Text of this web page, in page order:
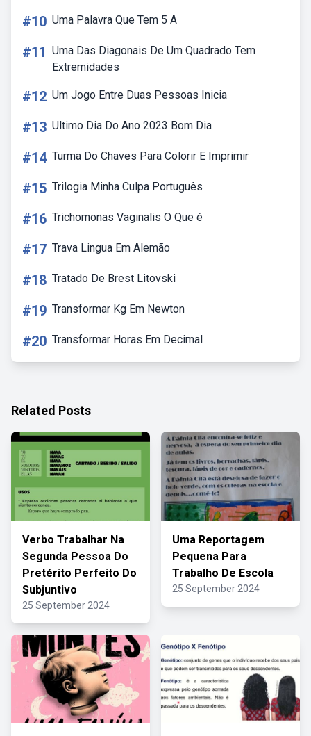
#10 Uma Palavra Que Tem 5 A
#11 Uma Das Diagonais De Um Quadrado Tem
Extremidades
#12 Um Jogo Entre Duas Pessoas Inicia
#13 Ultimo Dia Do Ano 2023 Bom Dia
#14 Turma Do Chaves Para Colorir E Imprimir
#15 Trilogia Minha Culpa Português
#16 Trichomonas Vaginalis O Que é
#17 Trava Lingua Em Alemão
#18 Tratado De Brest Litovski
#19 Transformar Kg Em Newton
#20 Transformar Horas Em Decimal
Related Posts
Verbo Trabalhar Na
Segunda Pessoa Do
Pretérito Perfeito Do
Subjuntivo
25 September 2024
Uma Reportagem
Pequena Para
Trabalho De Escola
25 September 2024